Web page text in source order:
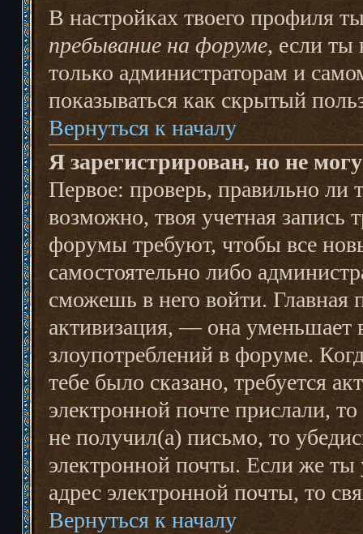
В настройках твоего профиля
пребывание на форуме, если
только администраторам и
показываться как скрытый
Вернуться к началу
Я зарегистрирован, но не
Первое: проверь, правильно ли
возможно, твоя учетная запись
форумы требуют, чтобы все
самостоятельно либо
сможешь в него войти. Главная
активизация, — она
злоупотреблений в форуме.
тебе было сказано, требуется
электронной почте прислали,
не получил(а) письмо, то
электронной почты. Если же ты
адрес электронной почты, то
Вернуться к началу